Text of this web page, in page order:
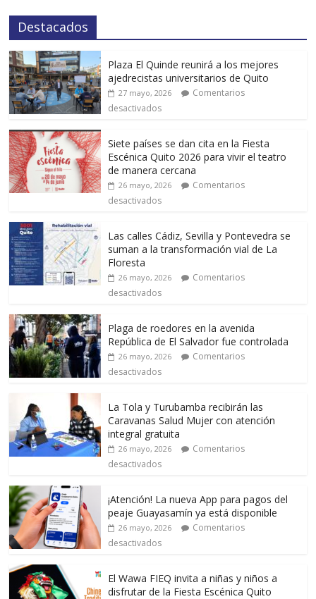
Destacados
Plaza El Quinde reunirá a los mejores
ajedrecistas universitarios de Quito
27 mayo, 2026
Comentarios
desactivados
Siete países se dan cita en la Fiesta
Escénica Quito 2026 para vivir el teatro
de manera cercana
26 mayo, 2026
Comentarios
desactivados
Las calles Cádiz, Sevilla y Pontevedra se
suman a la transformación vial de La
Floresta
26 mayo, 2026
Comentarios
desactivados
Plaga de roedores en la avenida
República de El Salvador fue controlada
26 mayo, 2026
Comentarios
desactivados
La Tola y Turubamba recibirán las
Caravanas Salud Mujer con atención
integral gratuita
26 mayo, 2026
Comentarios
desactivados
¡Atención! La nueva App para pagos del
peaje Guayasamín ya está disponible
26 mayo, 2026
Comentarios
desactivados
El Wawa FIEQ invita a niñas y niños a
disfrutar de la Fiesta Escénica Quito